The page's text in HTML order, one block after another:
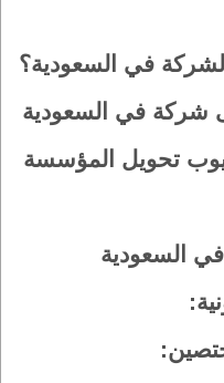
في السعودية؟
شركة في السعودية
تحويل المؤسسة
السعودية